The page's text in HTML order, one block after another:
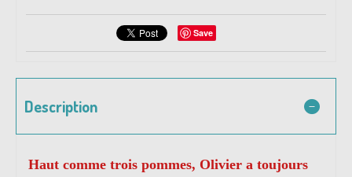
Save
Description
Haut comme trois pommes, Olivier a toujours